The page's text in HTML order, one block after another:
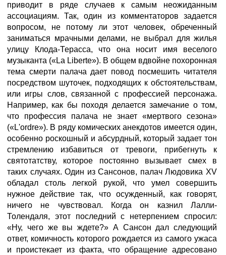
приводит в ряде случаев к самым неожиданным
ассоциациям. Так, один из комментаторов задается
вопросом, не потому ли этот человек, обреченный
заниматься мрачными делами, не выбрал для жилья
улицу Клода-Терасса, что она носит имя веселого
музыканта («La Liberte»). В общем вдвойне похоронная
тема смерти палача дает повод посмешить читателя
посредством шуточек, подходящих к обстоятельствам,
или игры слов, связанной с профессией персонажа.
Например, как бы походя делается замечание о том,
что профессия палача не знает «мертвого сезона»
(«L'ordre»). В ряду комических анекдотов имеется один,
особенно роскошный и абсурдный, который задает тон
стремлению избавиться от тревоги, прибегнуть к
святотатству, которое постоянно вызывает смех в
таких случаях. Один из Сансонов, палач Людовика XV
обладал столь легкой рукой, что умел совершить
нужное действие так, что осужденный, как говорят,
ничего не чувствовал. Когда он казнил Лалли-
Толендаля, этот последний с нетерпением спросил:
«Ну, чего же вы ждете?» А Сансон дал следующий
ответ, комичность которого рождается из самого ужаса
и проистекает из факта, что обращение адресовано